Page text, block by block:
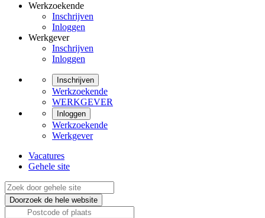
Werkzoekende
Inschrijven
Inloggen
Werkgever
Inschrijven
Inloggen
Inschrijven
Werkzoekende
WERKGEVER
Inloggen
Werkzoekende
Werkgever
Vacatures
Gehele site